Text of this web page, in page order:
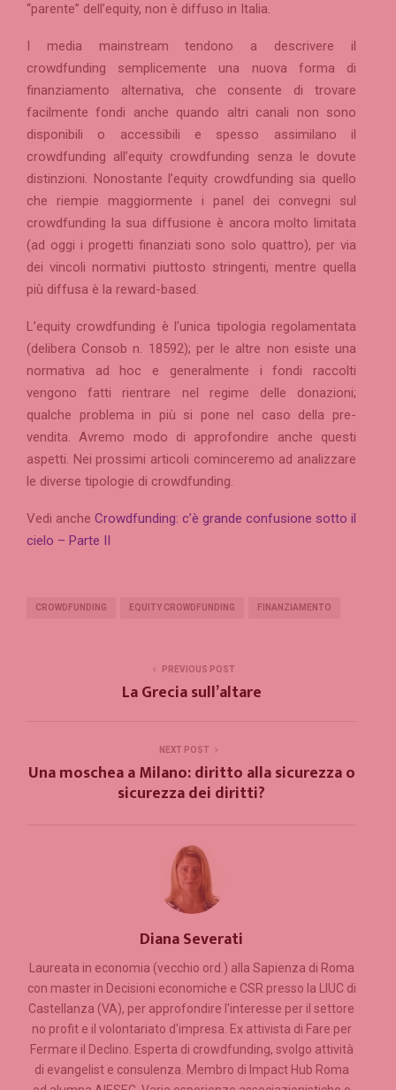
“parente” dell’equity, non è diffuso in Italia.
I media mainstream tendono a descrivere il
crowdfunding semplicemente una nuova forma di
finanziamento alternativa, che consente di trovare
facilmente fondi anche quando altri canali non sono
disponibili o accessibili e spesso assimilano il
crowdfunding all’equity crowdfunding senza le dovute
distinzioni. Nonostante l’equity crowdfunding sia quello
che riempie maggiormente i panel dei convegni sul
crowdfunding la sua diffusione è ancora molto limitata
(ad oggi i progetti finanziati sono solo quattro), per via
dei vincoli normativi piuttosto stringenti, mentre quella
più diffusa è la reward-based.
L’equity crowdfunding è l’unica tipologia regolamentata
(delibera Consob n. 18592); per le altre non esiste una
normativa ad hoc e generalmente i fondi raccolti
vengono fatti rientrare nel regime delle donazioni;
qualche problema in più si pone nel caso della pre-
vendita. Avremo modo di approfondire anche questi
aspetti. Nei prossimi articoli cominceremo ad analizzare
le diverse tipologie di crowdfunding.
Vedi anche Crowdfunding: c’è grande confusione sotto il
cielo – Parte II
CROWDFUNDING EQUITY CROWDFUNDING FINANZIAMENTO
PREVIOUS POST
La Grecia sull’altare
NEXT POST
Una moschea a Milano: diritto alla sicurezza o
sicurezza dei diritti?
Diana Severati
Laureata in economia (vecchio ord.) alla Sapienza di Roma
con master in Decisioni economiche e CSR presso la LIUC di
Castellanza (VA), per approfondire l'interesse per il settore
no profit e il volontariato d'impresa. Ex attivista di Fare per
Fermare il Declino. Esperta di crowdfunding, svolgo attività
di evangelist e consulenza. Membro di Impact Hub Roma